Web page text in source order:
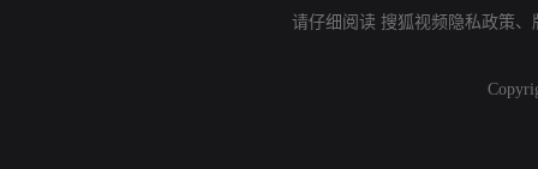
请仔细阅读 搜狐视频隐私政策、